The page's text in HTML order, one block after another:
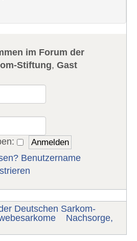
im Forum der
Stiftung,Gast
Benutzername
Deutschen Sarkom-
Nachsorge,